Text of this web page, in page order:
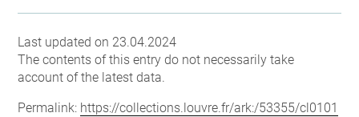
Last updated on 23.04.2024
The contents of this entry do not necessarily take
account of the latest data.
Permalink: https://collections.louvre.fr/ark:/53355/cl0101